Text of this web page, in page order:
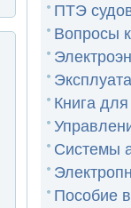
ПТЭ
Вопросы
Книга
Системы
Пособие